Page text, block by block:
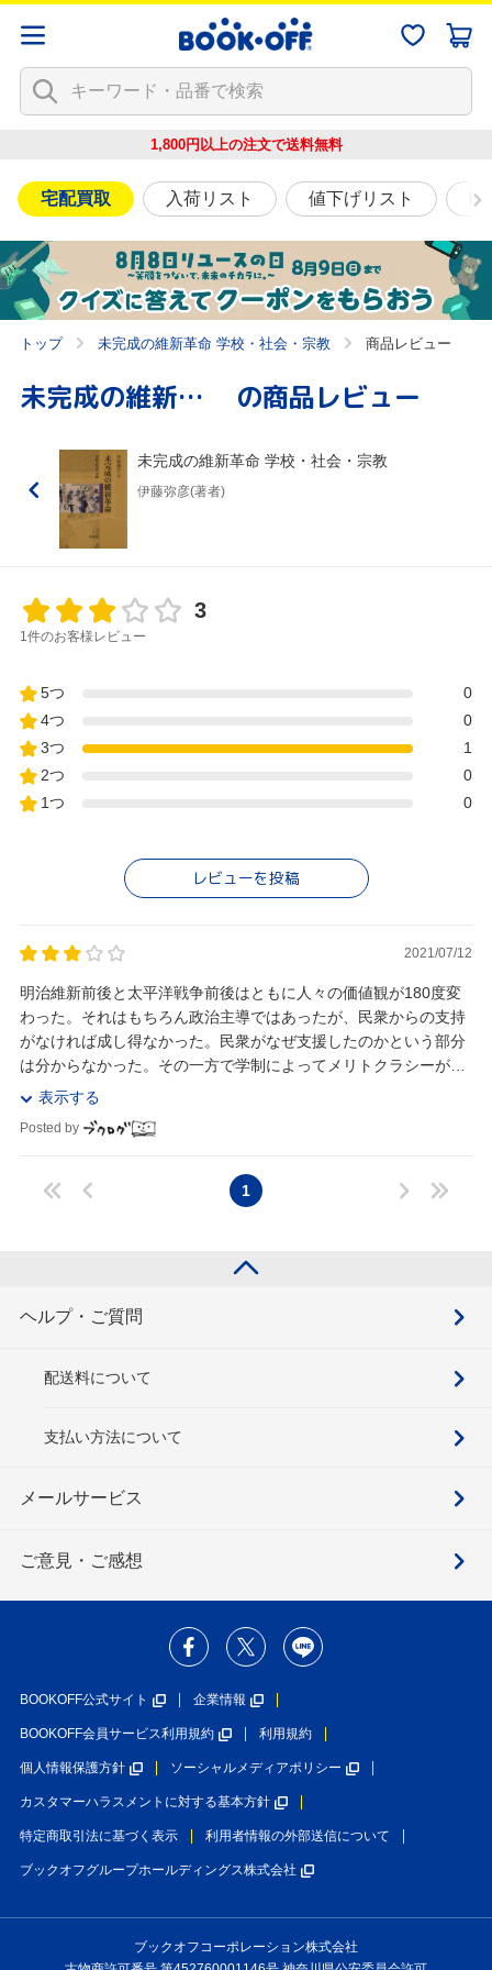
1,800円以上の注文で送料無料
宅配買取 入荷リスト 値下げリスト
トップ 未完成の維新革命 学校・社会・宗教 商品レビュー
未完成の維新革命 学校・社会・宗教 の商品レビュー
未完成の維新革命 学校・社会・宗教
伊藤弥彦(著者)
3
1件のお客様レビュー
5つ
0
4つ
0
3つ
1
2つ
0
1つ
0
レビューを投稿
2021/07/12
明治維新前後と太平洋戦争前後はともに人々の価値観が180度変
わった。それはもちろん政治主導ではあったが、民衆からの支持
がなければ成し得なかった。民衆がなぜ支援したのかという部分
は分からなかった。その一方で学制によってメリトクラシーが浸
透し今に繋がっていること、廃藩置県などによる人...
表示する
Posted by
1
ヘルプ・ご質問
配送料について
支払い方法について
メールサービス
ご意見・ご感想
BOOKOFF公式サイト 企業情報
BOOKOFF会員サービス利用規約 利用規約
個人情報保護方針 ソーシャルメディアポリシー
カスタマーハラスメントに対する基本方針
特定商取引法に基づく表示 利用者情報の外部送信について
ブックオフグループホールディングス株式会社
ブックオフコーポレーション株式会社